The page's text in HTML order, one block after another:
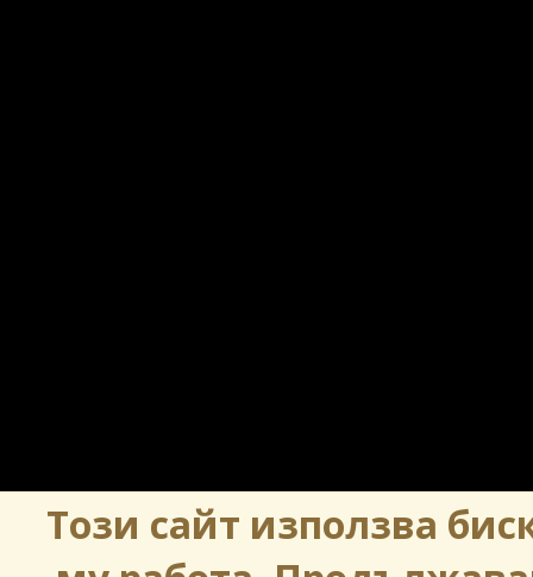
Този сайт използва